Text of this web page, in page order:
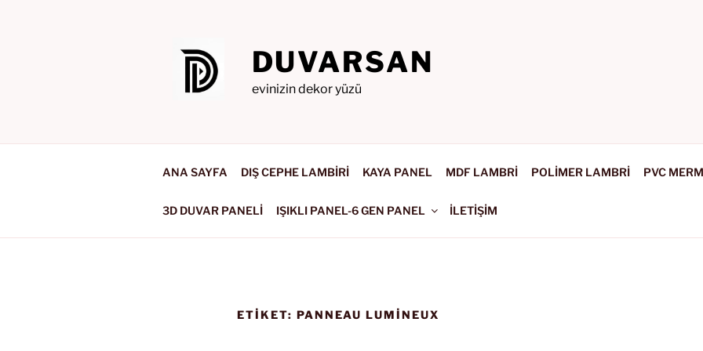
DUVARSAN
evinizin dekor yüzü
ANA SAYFA DIŞ CEPHE LAMBİRİ KAYA PANEL MDF LAMBRİ POLİMER LAMBRİ PVC
3D DUVAR PANELİ IŞIKLI PANEL-6 GEN PANEL İLETİŞİM
ETIKET: PANNEAU LUMINEUX